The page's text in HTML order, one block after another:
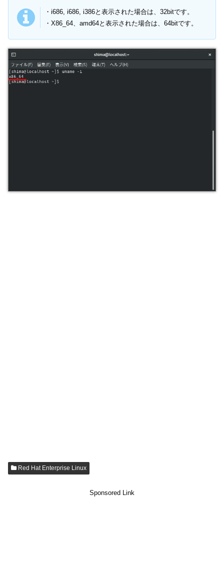
・i686, i686, i386と表示された場合は、32bitです。
・X86_64、amd64と表示された場合は、64bitです。
Red Hat Enterprise Linux
Sponsored Link